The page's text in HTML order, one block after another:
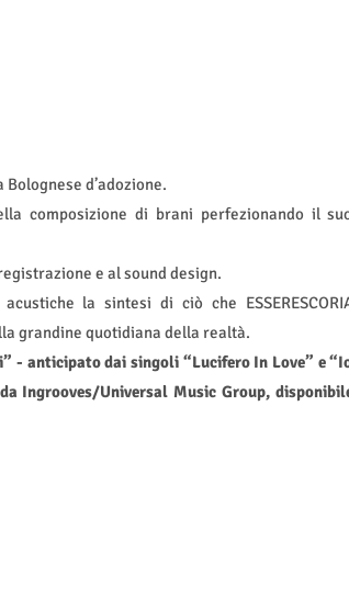
Bolognese d’adozione.
composizione di brani perfezionando il
e al sound design.
la sintesi di ciò che
grandine quotidiana della realtà.
- anticipato dai singoli “Lucifero In Love” e
Ingrooves/Universal Music Group,